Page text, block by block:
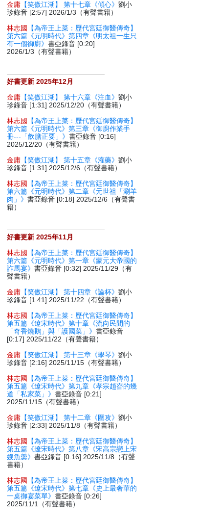
金庸 【笑傲江湖】 第十七章《傾心》劉小
珍錄音 [2:57] 2026/1/3（有聲書籍）
林志國
【為帝王上菜：歷代宮廷御醫傳奇】
第六篇《元明時代》第四章《明太祖一生只
有一個御廚》書亞錄音 [0:20]
2026/1/3（有聲書籍）
好書更新 2025年12月
金庸 【笑傲江湖】 第十六章《注血》劉小
珍錄音 [1:31] 2025/12/20（有聲書籍）
林志國
【為帝王上菜：歷代宮廷御醫傳奇】
第六篇《元明時代》第三章《御廚作業手
冊---「飲膳正要」》書亞錄音 [0:16]
2025/12/20（有聲書籍）
金庸 【笑傲江湖】 第十五章《灌藥》劉小
珍錄音 [1:31] 2025/12/6（有聲書籍）
林志國
【為帝王上菜：歷代宮廷御醫傳奇】
第六篇《元明時代》第二章《元世祖「涮羊
肉」》書亞錄音 [0:18] 2025/12/6（有聲書
籍）
好書更新 2025年11月
林志國
【為帝王上菜：歷代宮廷御醫傳奇】
第六篇《元明時代》第一章《蒙元大帝國的
詐馬宴》書亞錄音 [0:32] 2025/11/29（有
聲書籍）
金庸 【笑傲江湖】 第十四章《論杯》劉小
珍錄音 [1:41] 2025/11/22（有聲書籍）
林志國
【為帝王上菜：歷代宮廷御醫傳奇】
第五篇《遼宋時代》第十章《流向民間的
「奇香燒鵝」與「護國菜」》書亞錄音
[0:17] 2025/11/22（有聲書籍）
金庸 【笑傲江湖】 第十三章《學琴》劉小
珍錄音 [2:16] 2025/11/15（有聲書籍）
林志國
【為帝王上菜：歷代宮廷御醫傳奇】
第五篇《遼宋時代》第九章《孝宗趙昚的幾
道「私家菜」》書亞錄音 [0:21]
2025/11/15（有聲書籍）
金庸 【笑傲江湖】 第十二章《圍攻》劉小
珍錄音 [2:33] 2025/11/8（有聲書籍）
林志國
【為帝王上菜：歷代宮廷御醫傳奇】
第五篇《遼宋時代》第八章《宋高宗戀上宋
嫂魚羮》書亞錄音 [0:16] 2025/11/8（有聲
書籍）
林志國
【為帝王上菜：歷代宮廷御醫傳奇】
第五篇《遼宋時代》第七章《史上最奢華的
一桌御宴菜單》書亞錄音 [0:26]
2025/11/1（有聲書籍）